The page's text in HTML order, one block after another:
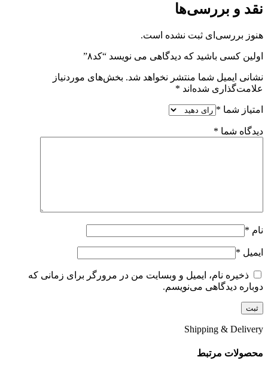
نقد و بررسی‌ها
هنوز بررسی‌ای ثبت نشده است.
اولین کسی باشید که دیدگاهی می نویسد “کد۸”
نشانی ایمیل شما منتشر نخواهد شد. بخش‌های موردنیاز
علامت‌گذاری شده‌اند *
امتیاز شما *
دیدگاه شما *
نام *
ایمیل *
ذخیره نام، ایمیل و وبسایت من در مرورگر برای زمانی که
دوباره دیدگاهی می‌نویسم.
Shipping & Delivery
محصولات مرتبط